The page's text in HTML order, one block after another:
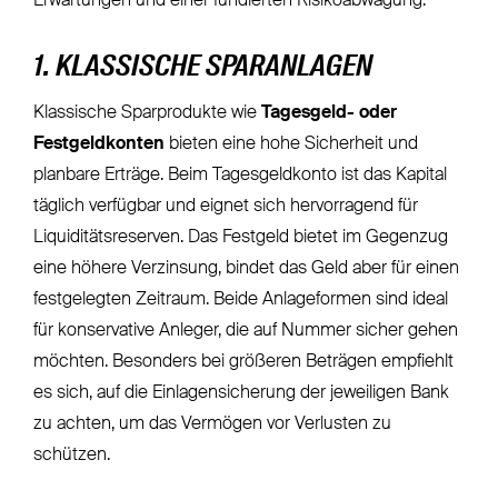
1. KLASSISCHE SPARANLAGEN
Klassische Sparprodukte wie
Tagesgeld- oder
Festgeldkonten bieten eine hohe Sicherheit und
planbare Erträge. Beim Tagesgeldkonto ist das Kapital
täglich verfügbar und eignet sich hervorragend für
Liquiditätsreserven. Das Festgeld bietet im Gegenzug
eine höhere Verzinsung, bindet das Geld aber für einen
festgelegten Zeitraum. Beide Anlageformen sind ideal
für konservative Anleger, die auf Nummer sicher gehen
möchten. Besonders bei größeren Beträgen empfiehlt
es sich, auf die Einlagensicherung der jeweiligen Bank
zu achten, um das Vermögen vor Verlusten zu
schützen.